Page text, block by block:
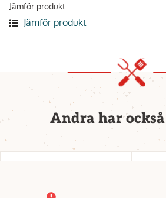
Jämför produkt
Jämför produkt
Andra har